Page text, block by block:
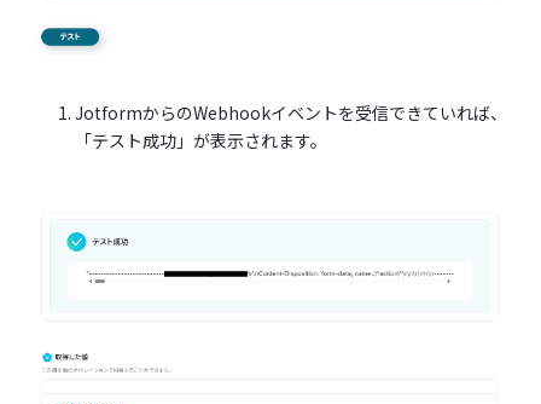
JotformからのWebhookイベントを受信できていれば、
「テスト成功」が表示されます。